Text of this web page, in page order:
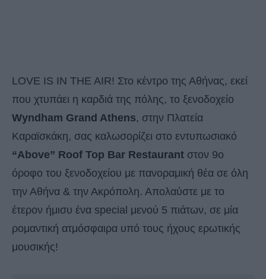
LOVE IS IN THE AIR! Στο κέντρο της Αθήνας, εκεί
που χτυπάει η καρδιά της πόλης, το ξενοδοχείο
Wyndham Grand Athens, στην Πλατεία
Καραϊσκάκη, σας καλωσορίζει στο εντυπωσιακό
“Above” Roof Top Bar Restaurant στον 9ο
όροφο του ξενοδοχείου με πανοραμική θέα σε όλη
την Αθήνα & την Ακρόπολη. Απολαύστε με το
έτερον ήμισυ ένα special μενού 5 πιάτων, σε μία
ρομαντική ατμόσφαιρα υπό τους ήχους ερωτικής
μουσικής!